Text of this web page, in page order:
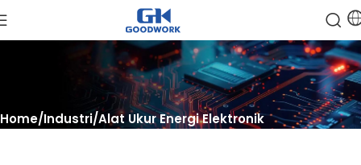
Home Industri Alat Ukur Energi Elektronik